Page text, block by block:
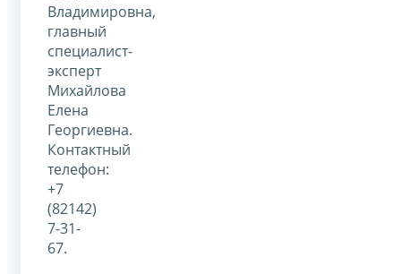
Владимировна,
главный
специалист-
эксперт
Михайлова
Елена
Георгиевна.
Контактный
телефон:
+7
(82142)
7-31-
67.